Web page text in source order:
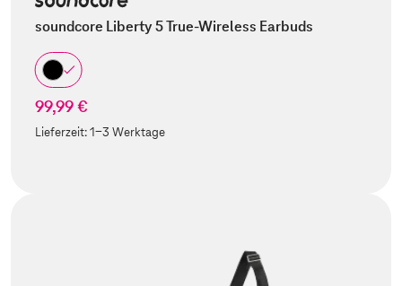
soundcore Liberty 5 True-Wireless Earbuds
99,99 €
Lieferzeit:1-3 Werktage